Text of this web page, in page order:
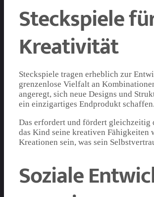
Steckspiele
Kreativität
Steckspiele tragen erheblich zur
grenzenlose Vielfalt an
angeregt, sich neue Designs und
ein einzigartiges Endprodukt schaffen.
Das erfordert und fördert gleichzeitig
das Kind seine kreativen Fähigkeiten
Kreationen sein, was sein
Soziale